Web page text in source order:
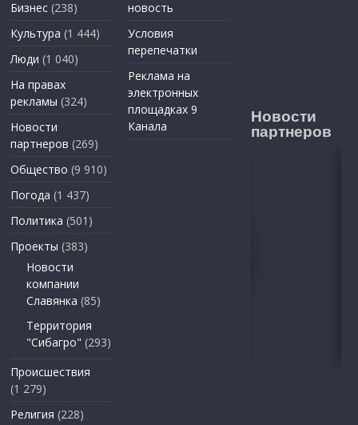
Бизнес (238)
Культура (1 444)
Люди (1 040)
На правах
рекламы (324)
Новости
партнеров (269)
Общество (9 910)
Погода (1 437)
Политика (501)
Проекты (383)
Новости
компании
Славянка (85)
Территория
"Сибагро" (293)
Происшествия
(1 279)
Религия (228)
новость
Условия
перепечатки
Реклама на
электронных
площадках 9
Канала
Новости
партнеров